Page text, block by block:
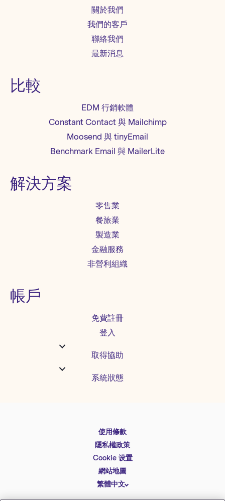
關於我們
我們的客戶
聯絡我們
最新消息
比較
EDM 行銷軟體
Constant Contact 與 Mailchimp
Moosend 與 tinyEmail
Benchmark Email 與 MailerLite
解決方案
零售業
餐旅業
製造業
金融服務
非營利組織
帳戶
免費註冊
登入
取得協助
系統狀態
使用條款
隱私權政策
Cookie 设置
網站地圖
繁體中文
English
Español
Deutsch
简体中文